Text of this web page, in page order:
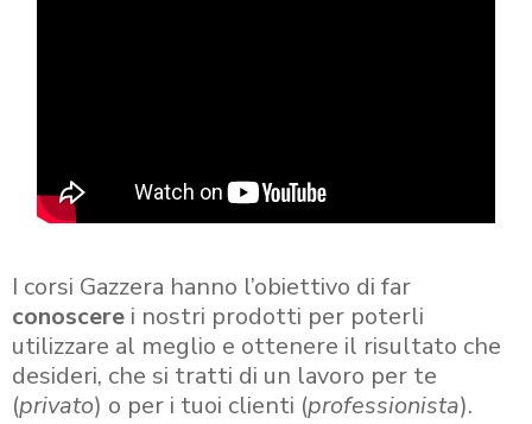
I corsi Gazzera hanno l’obiettivo di far
conoscere i nostri prodotti per poterli
utilizzare al meglio e ottenere il risultato che
desideri, che si tratti di un lavoro per te
(privato) o per i tuoi clienti (professionista).